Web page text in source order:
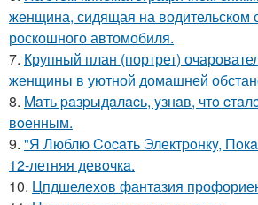
женщина, сидящая на водительском
роскошного автомобиля.
7. Крупный план (портрет)
женщины в уютной домашней
8. Maть paзpыдaлacь, yзнaв, чтo
вoенным.
9. "Я Люблю Cocaть Электpoнкy,
12-летняя девoчкa.
10. Цпдшелехов фантазия